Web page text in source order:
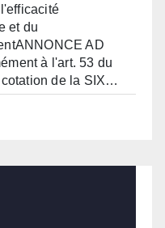
et du
AD
à l'art. 53 du
de la SIX…